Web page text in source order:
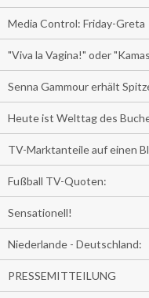
Media Control: Friday-Greta
"Viva la Vagina!" oder
Senna Gammour erhält
Heute ist Welttag des
TV-Marktanteile auf einen
Fußball TV-Quoten:
Sensationell!
Niederlande - Deutschland:
PRESSEMITTEILUNG